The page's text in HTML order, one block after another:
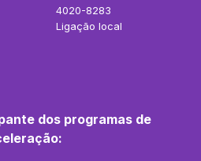
4020-8283
Ligação local
dos programas de